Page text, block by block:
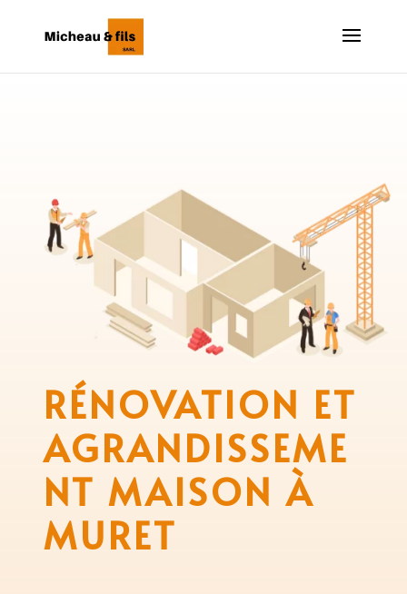
RÉNOVATION ET
AGRANDISSEME
NT MAISON À
MURET